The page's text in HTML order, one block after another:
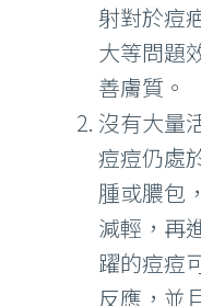
射對於痘
大等問題
善膚質。
沒有大量
痘痘仍處
腫或膿包
減輕，再
躍的痘痘
反應，並